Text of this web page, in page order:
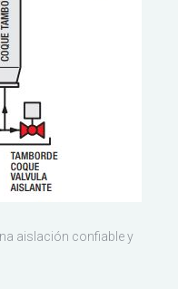
aislación confiable y